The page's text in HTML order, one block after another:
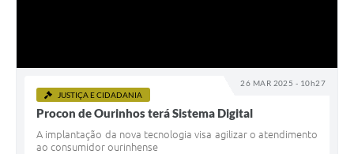
26 MAR 2025 - 10h27
JUSTIÇA E CIDADANIA
Procon de Ourinhos terá Sistema Digital
A implantação da nova tecnologia visa agilizar o atendimento
ao consumidor ourinhense